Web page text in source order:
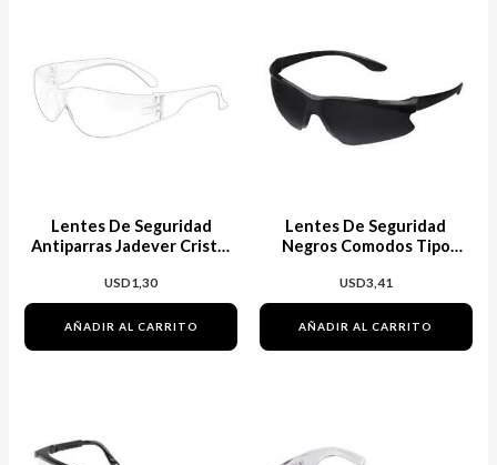
Lentes De Seguridad
Antiparras Jadever Cristal
USD1,30
AÑADIR AL CARRITO
Lentes De Seguridad
Negros Comodos Tipo
USD3,41
AÑADIR AL CARRITO